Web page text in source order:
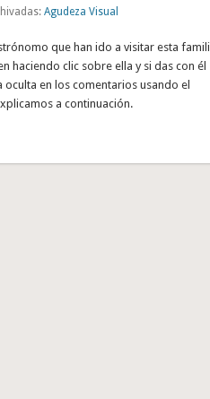
Agudeza Visual
que han ido a visitar esta
haciendo clic sobre ella y si das con él
en los comentarios usando el
a continuación.